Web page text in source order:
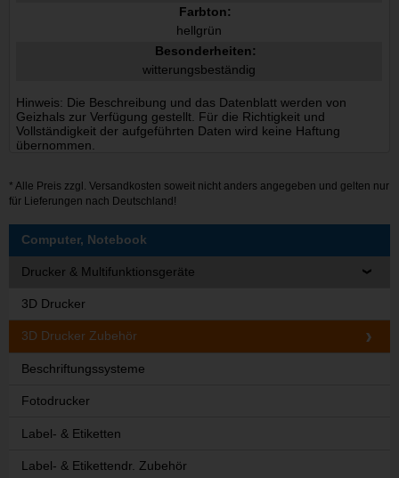
Farbton:
hellgrün
Besonderheiten:
witterungsbeständig
Hinweis: Die Beschreibung und das Datenblatt werden von
Geizhals zur Verfügung gestellt. Für die Richtigkeit und
Vollständigkeit der aufgeführten Daten wird keine Haftung
übernommen.
* Alle Preis zzgl. Versandkosten soweit nicht anders angegeben und gelten nur
für Lieferungen nach Deutschland!
Computer, Notebook
Drucker & Multifunktionsgeräte
3D Drucker
3D Drucker Zubehör
Beschriftungssysteme
Fotodrucker
Label- & Etiketten
Label- & Etikettendr. Zubehör